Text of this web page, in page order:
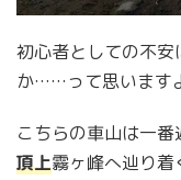
初心者としての不
か……って思います
こちらの車山は一番
頂上霧ヶ峰へ辿り着